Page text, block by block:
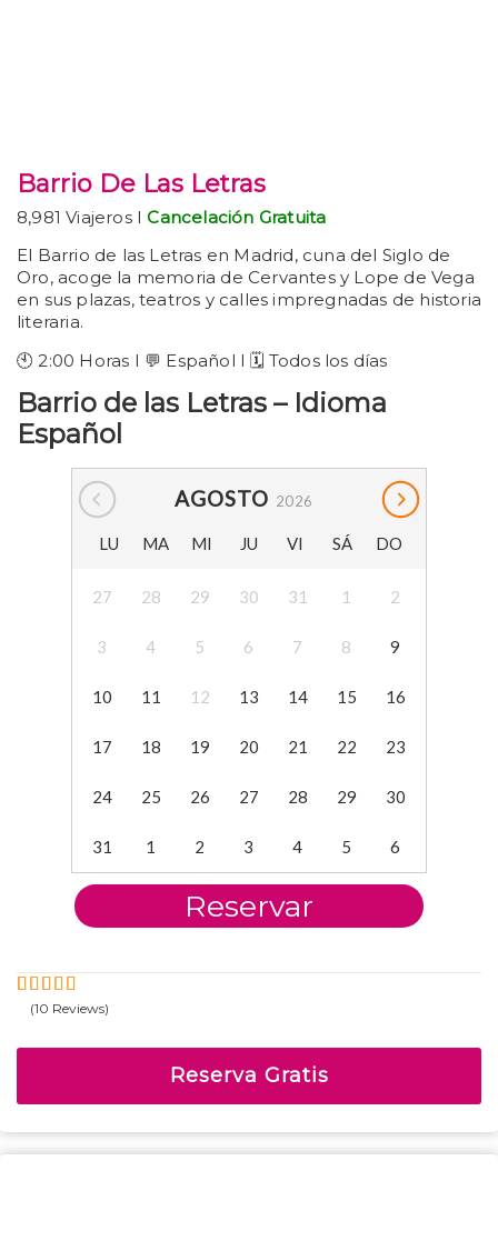
Barrio De Las Letras
8,981 Viajeros ICancelación Gratuita
El Barrio de las Letras en Madrid, cuna del Siglo de
Oro, acoge la memoria de Cervantes y Lope de Vega
en sus plazas, teatros y calles impregnadas de historia
literaria.
🕙 2:00 Horas I 💬 Español I 🗓️ Todos los días
Barrio de las Letras – Idioma
Español
AGOSTO 2026
LU MA MI JU VI SÁ DO
27 28 29 30 31 1 2
3 4 5 6 7 8 9
10 11 12 13 14 15 16
17 18 19 20 21 22 23
24 25 26 27 28 29 30
31 1 2 3 4 5 6
Reservar
4.9 Fuera
(10 Reviews)
Reserva Gratis